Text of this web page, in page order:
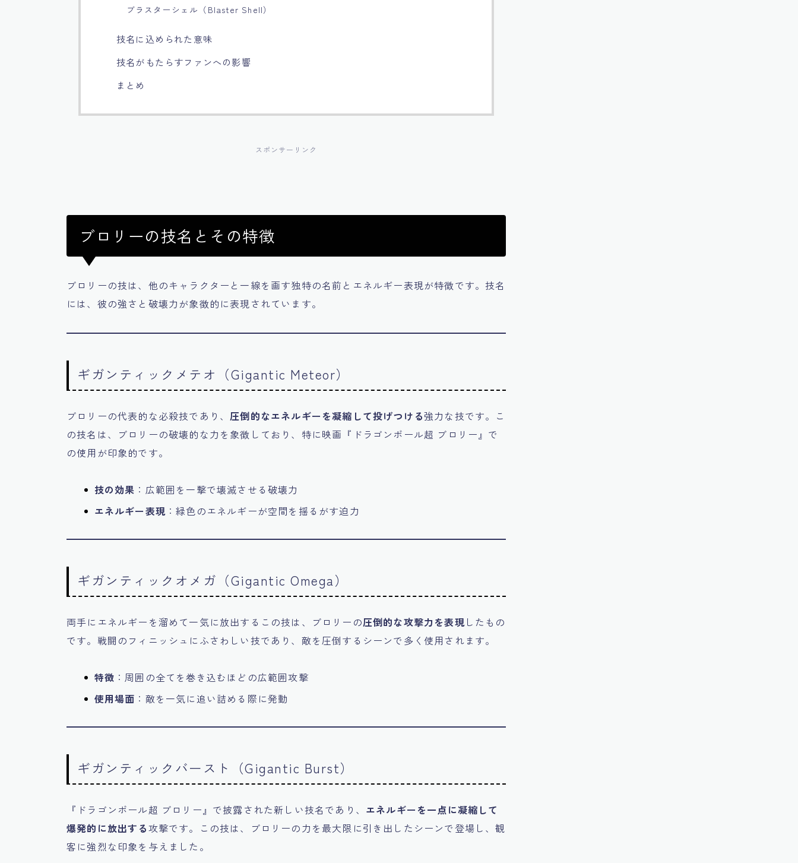
ブラスターシェル（Blaster Shell）
技名に込められた意味
技名がもたらすファンへの影響
まとめ
スポンサーリンク
ブロリーの技名とその特徴
ブロリーの技は、他のキャラクターと一線を画す独特の名前とエネルギー表現が特徴です。技名
には、彼の強さと破壊力が象徴的に表現されています。
ギガンティックメテオ（Gigantic Meteor）
ブロリーの代表的な必殺技であり、圧倒的なエネルギーを凝縮して投げつける強力な技です。こ
の技名は、ブロリーの破壊的な力を象徴しており、特に映画『ドラゴンボール超 ブロリー』で
の使用が印象的です。
技の効果 ：広範囲を一撃で壊滅させる破壊力
エネルギー表現：緑色のエネルギーが空間を揺るがす迫力
ギガンティックオメガ（Gigantic Omega）
両手にエネルギーを溜めて一気に放出するこの技は、ブロリーの圧倒的な攻撃力を表現したもの
です。戦闘のフィニッシュにふさわしい技であり、敵を圧倒するシーンで多く使用されます。
特徴 ：周囲の全てを巻き込むほどの広範囲攻撃
使用場面 ：敵を一気に追い詰める際に発動
ギガンティックバースト（Gigantic Burst）
『ドラゴンボール超 ブロリー』で披露された新しい技名であり、 エネルギーを一点に凝縮して
爆発的に放出する攻撃です。この技は、ブロリーの力を最大限に引き出したシーンで登場し、観
客に強烈な印象を与えました。